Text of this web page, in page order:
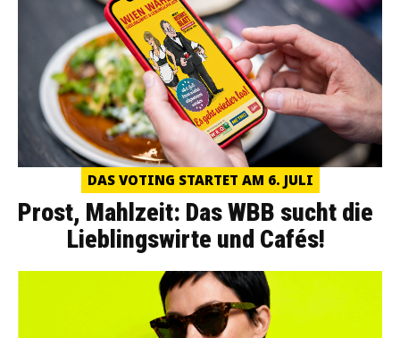
DAS VOTING STARTET AM 6. JULI
Prost, Mahlzeit: Das WBB sucht die
Lieblingswirte und Cafés!